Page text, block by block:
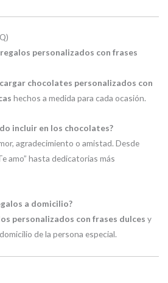
personalizados con frases
chocolates personalizados con
hechos a medida para cada ocasión.
incluir en los chocolates?
agradecimiento o amistad. Desde
amo” hasta dedicatorias más
a domicilio?
personalizados con frases dulces y
de la persona especial.